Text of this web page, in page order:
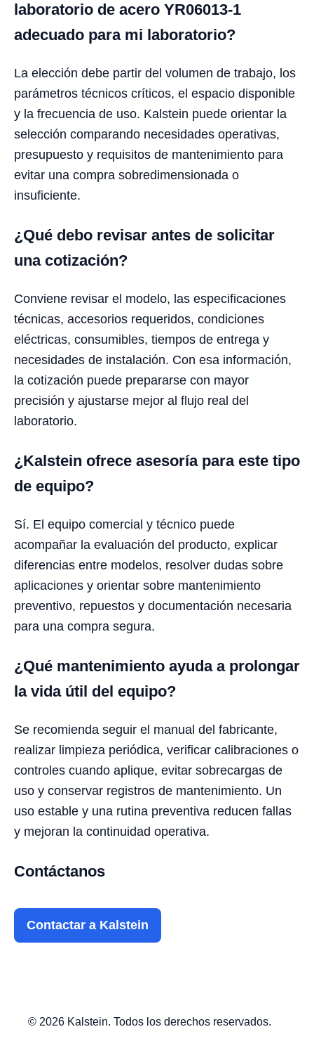
laboratorio de acero YR06013-1
adecuado para mi laboratorio?
La elección debe partir del volumen de trabajo, los
parámetros técnicos críticos, el espacio disponible
y la frecuencia de uso. Kalstein puede orientar la
selección comparando necesidades operativas,
presupuesto y requisitos de mantenimiento para
evitar una compra sobredimensionada o
insuficiente.
¿Qué debo revisar antes de solicitar
una cotización?
Conviene revisar el modelo, las especificaciones
técnicas, accesorios requeridos, condiciones
eléctricas, consumibles, tiempos de entrega y
necesidades de instalación. Con esa información,
la cotización puede prepararse con mayor
precisión y ajustarse mejor al flujo real del
laboratorio.
¿Kalstein ofrece asesoría para este tipo
de equipo?
Sí. El equipo comercial y técnico puede
acompañar la evaluación del producto, explicar
diferencias entre modelos, resolver dudas sobre
aplicaciones y orientar sobre mantenimiento
preventivo, repuestos y documentación necesaria
para una compra segura.
¿Qué mantenimiento ayuda a prolongar
la vida útil del equipo?
Se recomienda seguir el manual del fabricante,
realizar limpieza periódica, verificar calibraciones o
controles cuando aplique, evitar sobrecargas de
uso y conservar registros de mantenimiento. Un
uso estable y una rutina preventiva reducen fallas
y mejoran la continuidad operativa.
Contáctanos
Contactar a Kalstein
© 2026 Kalstein. Todos los derechos reservados.